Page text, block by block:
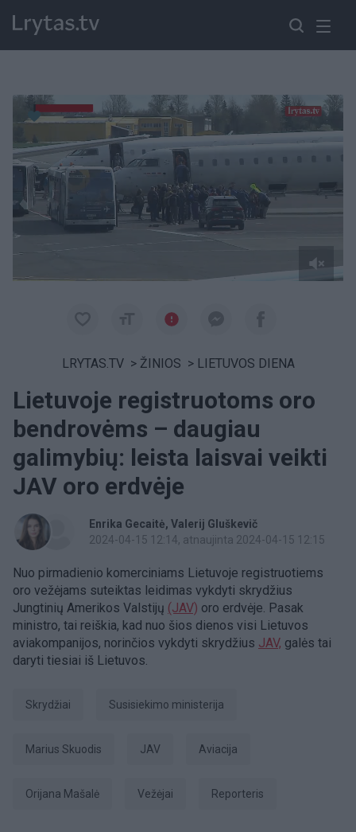
Paremkite Ukrainą
LRYTAS.TV > ŽINIOS > LIETUVOS DIENA
Lietuvoje registruotoms oro
bendrovėms – daugiau
galimybių: leista laisvai veikti
JAV oro erdvėje
Enrika Gecaitė Valerij Gluškevič
2024-04-15 12:14, atnaujinta 2024-04-15 12:15
Nuo pirmadienio komerciniams Lietuvoje registruotiems
oro vežėjams suteiktas leidimas vykdyti skrydžius
Jungtinių Amerikos Valstijų (JAV) oro erdvėje. Pasak
ministro, tai reiškia, kad nuo šios dienos visi Lietuvos
aviakompanijos, norinčios vykdyti skrydžius JAV, galės tai
daryti tiesiai iš Lietuvos.
skrydžiai Susisiekimo ministerija
Marius Skuodis JAV aviacija
Orijana Mašalė vežėjai Reporteris